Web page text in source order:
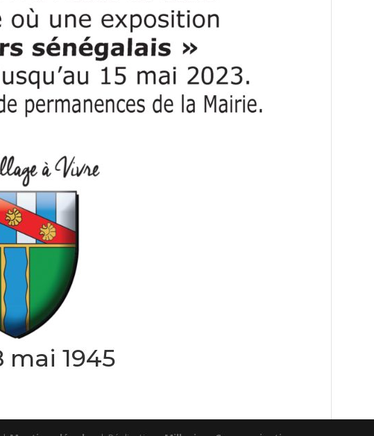
1945